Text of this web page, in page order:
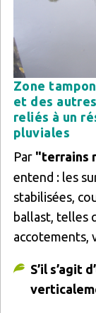
Zone
et des
reliés à un
pluviales
Par "terrains
entend : les
stabilisées,
ballast, telles
accotements,
S’il s’agit